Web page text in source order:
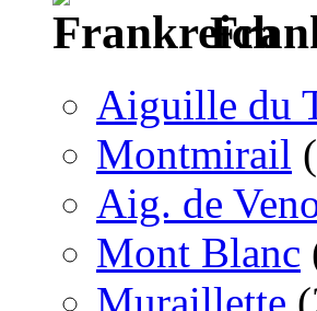
Aiguille du
Montmirail
Aig. de
Mont Blanc